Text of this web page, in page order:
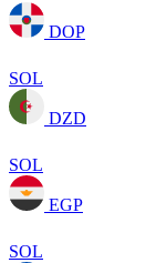
DOP
SOL
DZD
SOL
EGP
SOL